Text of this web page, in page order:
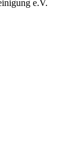
e.V.